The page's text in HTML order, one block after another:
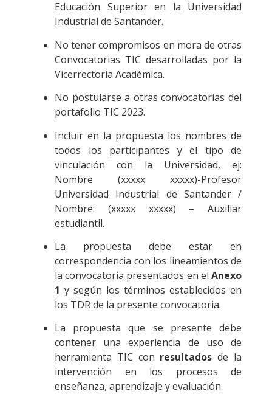
Educación Superior en la Universidad
Industrial de Santander.
No tener compromisos en mora de otras
Convocatorias TIC desarrolladas por la
Vicerrectoría Académica.
No postularse a otras convocatorias del
portafolio TIC 2023.
Incluir en la propuesta los nombres de
todos los participantes y el tipo de
vinculación con la Universidad, ej:
Nombre (xxxxx xxxxx)-Profesor
Universidad Industrial de Santander /
Nombre: (xxxxx xxxxx) – Auxiliar
estudiantil.
La propuesta debe estar en
correspondencia con los lineamientos de
la convocatoria presentados en el Anexo
1 y según los términos establecidos en
los TDR de la presente convocatoria.
La propuesta que se presente debe
contener una experiencia de uso de
herramienta TIC con resultadosde la
intervención en los procesos de
enseñanza, aprendizaje y evaluación.